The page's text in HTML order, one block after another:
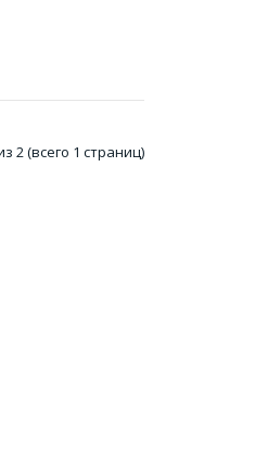
пескост..
2 (всего 1 страниц)